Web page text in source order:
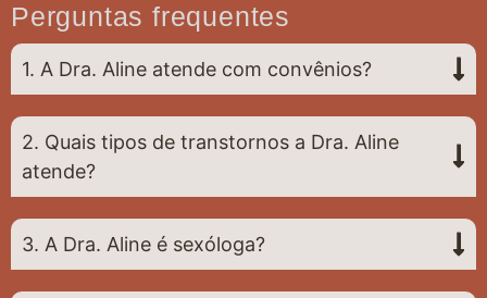
Perguntas frequentes
1. A Dra. Aline atende com convênios?
2. Quais tipos de transtornos a Dra. Aline
atende?
3. A Dra. Aline é sexóloga?